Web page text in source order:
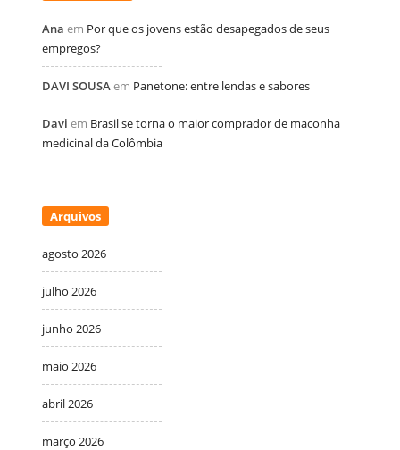
Ana em Por que os jovens estão desapegados de seus
empregos?
DAVI SOUSAem Panetone: entre lendas e sabores
Davi em Brasil se torna o maior comprador de maconha
medicinal da Colômbia
Arquivos
agosto 2026
julho 2026
junho 2026
maio 2026
abril 2026
março 2026